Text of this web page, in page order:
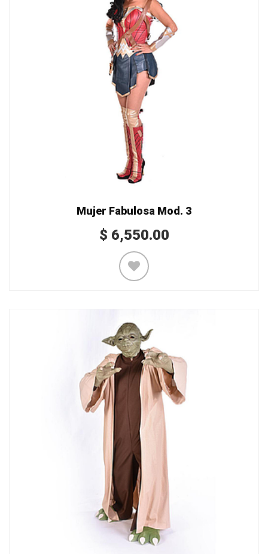
Mujer Fabulosa Mod. 3
$ 6,550.00